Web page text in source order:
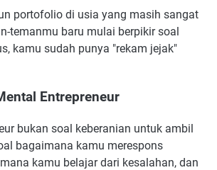
portofolio di usia yang masih sangat
temanmu baru mulai berpikir soal
kamu sudah punya "rekam jejak"
Entrepreneur
bukan soal keberanian untuk ambil
bagaimana kamu merespons
kamu belajar dari kesalahan, dan